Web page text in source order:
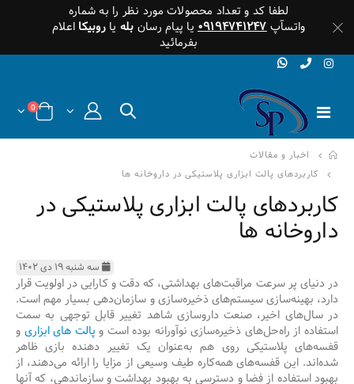
لطفا کد و تعداد محصولات مورد نظر را به شماره
واتسآپ۰۹۱۹۴۷۴۱۲۴۷ یا پیام رسان بله یاروبیکا اعلام
بفرمائید
0
اخبار و مقالات
کاربردهای پالت ابزاری پلاستیکی در داروخانه ها
کاربردهای پالت ابزاری پلاستیکی در
داروخانه ها
سه شنبه ۱۹ دی ۱۴۰۲
در دنیای پر سرعت مراقبت‌های بهداشتی، که دقت و کارایی در اولویت قرار
دارد، بهینه‌سازی سیستم‌های ذخیره‌سازی و سازمان‌دهی بسیار مهم است.
در سال‌های اخیر، صنعت داروسازی شاهد تغییر قابل توجهی به سمت
استفاده از راه‌حل‌های ذخیره‌سازی نوآورانه بوده است و پالت های ابزاری و
قفسه‌های پلاستیکی روی هم به‌عنوان یک تغییر دهنده بازی ظاهر
شده‌اند. این قفسه‌های همه‌کاره طیف وسیعی از مزایا را ارائه می‌دهند، از
بهبود استفاده از فضا و دسترسی به بهبود بهداشت و سازماندهی، که آنها